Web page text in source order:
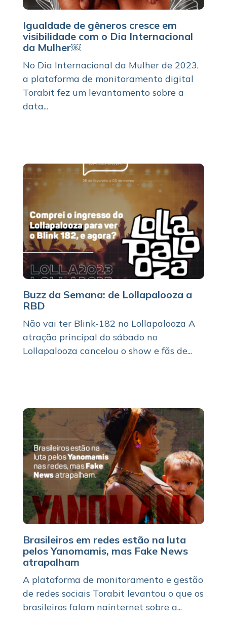
Igualdade de gêneros cresce em
visibilidade com o Dia Internacional
da Mulher￼
No Dia Internacional da Mulher de 2023,
a plataforma de monitoramento digital
Torabit fez um levantamento sobre a
data...
Buzz da Semana: de Lollapalooza a
RBD
Não vai ter Blink-182 no Lollapalooza A
atração principal do sábado no
Lollapalooza cancelou o show e fãs de...
Brasileiros em redes estão na luta
pelos Yanomamis, mas Fake News
atrapalham
A plataforma de monitoramento e gestão
de redes sociais Torabit levantou o que os
brasileiros falam nainternet sobre a...